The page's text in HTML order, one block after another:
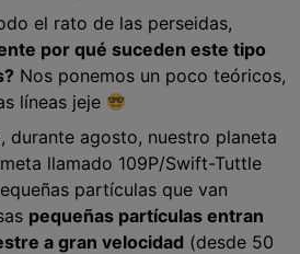
el rato de las perseidas,
por qué suceden este tipo
Nos ponemos un poco teóricos,
líneas jeje
durante agosto, nuestro planeta
llamado 109P/Swift-Tuttle
partículas que van
pequeñas partículas entran
a gran velocidad (desde 50